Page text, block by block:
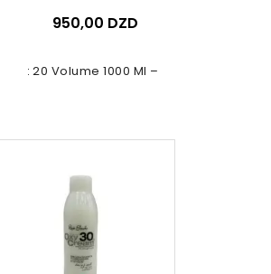
20 Volume 1000 Ml – Renée...
950,00 DZD